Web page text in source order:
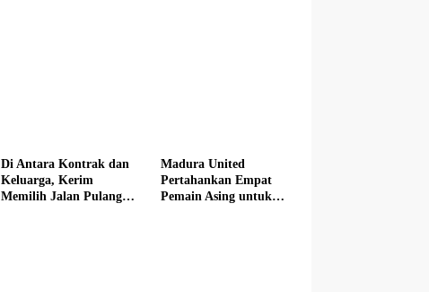
Di Antara Kontrak dan
Keluarga, Kerim
Memilih Jalan Pulang
Madura United
Pertahankan Empat
Pemain Asing untuk